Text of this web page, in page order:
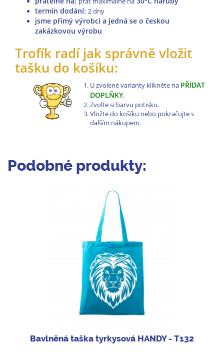
termín dodání: 2 dny
jsme přímý výrobci a jedná se o českou
zakázkovou výrobu
Trofík radí jak správně vložit
tašku do košíku:
U zvolené varianty klikněte na PŘIDAT
DOPLŇKY.
Zvolte si barvu potisku.
Vložte do košíku nebo pokračujte s
dalším nákupem.
Podobné produkty:
Bavlněná taška tyrkysová HANDY - T132